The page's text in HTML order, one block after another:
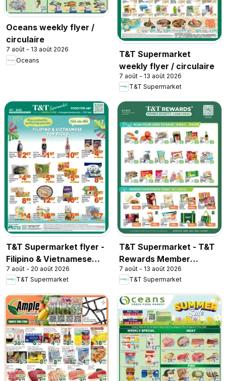
Oceans weekly flyer /
circulaire
7 août - 13 août 2026
Oceans
T&T Supermarket
weekly flyer / circulaire
7 août - 13 août 2026
T&T Supermarket
T&T Supermarket flyer -
Filipino & Vietnamese
Top Picks
7 août - 20 août 2026
T&T Supermarket
T&T Supermarket - T&T
Rewards Member
Benefit In-store flyer
7 août - 13 août 2026
T&T Supermarket